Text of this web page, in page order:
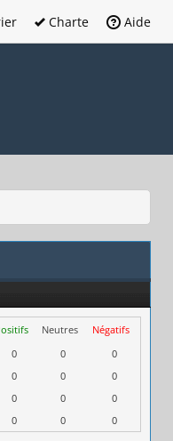
Charte Aide
Neutres
Négatifs
0 0
0
0 0
0
0 0
0
0 0 0